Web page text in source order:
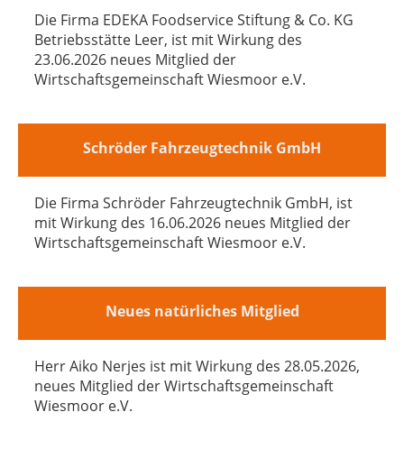
Die Firma EDEKA Foodservice Stiftung & Co. KG
Betriebsstätte Leer, ist mit Wirkung des
23.06.2026 neues Mitglied der
Wirtschaftsgemeinschaft Wiesmoor e.V.
Schröder Fahrzeugtechnik GmbH
Die Firma Schröder Fahrzeugtechnik GmbH, ist
mit Wirkung des 16.06.2026 neues Mitglied der
Wirtschaftsgemeinschaft Wiesmoor e.V.
Neues natürliches Mitglied
Herr Aiko Nerjes ist mit Wirkung des 28.05.2026,
neues Mitglied der Wirtschaftsgemeinschaft
Wiesmoor e.V.